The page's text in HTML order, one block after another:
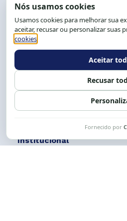
End.: R. da Graça,
CEP: 40.150-
Salvador-BA,
Tel.: (71) 2104-5457, Cel.: (71)
Expediente: 8h às 12h
Siga nossas redes
Institucional